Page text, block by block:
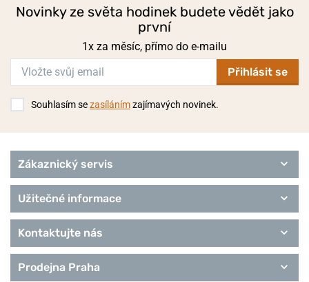
Novinky ze světa hodinek budete vědět jako
první
1x za měsíc, přímo do e-mailu
Přihlásit se
Souhlasím sezasílánímzajímavých novinek.
Zákaznický servis
Užitečné informace
Kontaktujte nás
Prodejna Praha